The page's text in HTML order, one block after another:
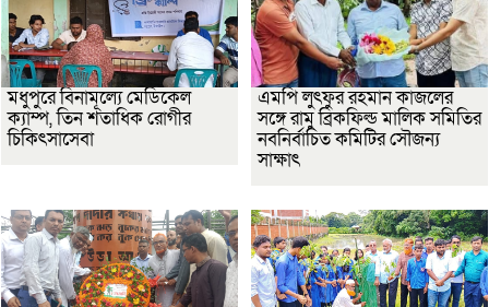
মধুপুরে বিনামূল্যে মেডিকেল
ক্যাম্প, তিন শতাধিক রোগীর
চিকিৎসাসেবা
এমপি লুৎফুর রহমান কাজলের
সঙ্গে রামু ব্রিকফিল্ড মালিক সমিতির
নবনির্বাচিত কমিটির সৌজন্য
সাক্ষাৎ